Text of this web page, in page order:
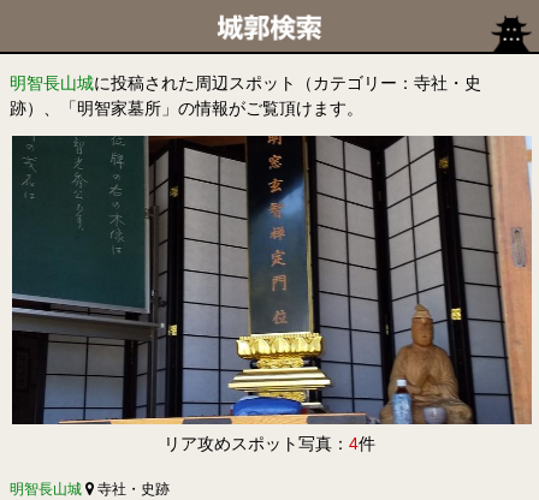
明智長山城に投稿された周辺スポット（カテゴリー：寺社・史
跡）、「明智家墓所」の情報がご覧頂けます。
リア攻めスポット写真： 4件
明智長山城 寺社・史跡